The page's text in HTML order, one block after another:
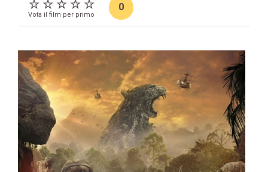
Vota il film per primo
0